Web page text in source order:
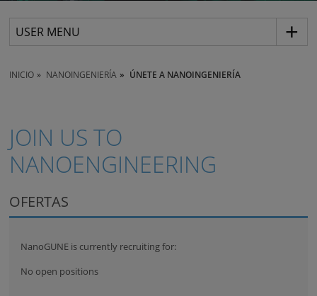
USER MENU
INICIO NANOINGENIERÍA ÚNETE A NANOINGENIERÍA
JOIN US TO
NANOENGINEERING
OFERTAS
NanoGUNE is currently recruiting for:
No open positions